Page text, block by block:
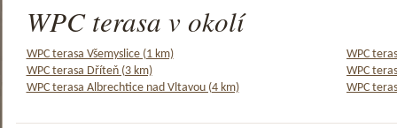
WPC terasa v okolí
WPC terasa Všemyslice (1 km)
WPC
WPC terasa Dříteň (3 km)
WPC
WPC terasa Albrechtice nad Vltavou (4 km)
WPC